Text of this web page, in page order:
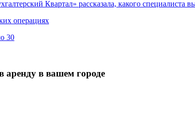
Квартал» рассказала, какого специалиста
операциях
30
аренду в вашем городе